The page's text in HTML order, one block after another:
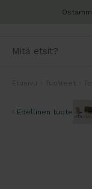
Edellinen tuote